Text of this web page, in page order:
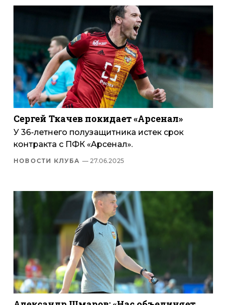
Сергей Ткачев покидает «Арсенал»
У 36-летнего полузащитника истек срок
контракта с ПФК «Арсенал».
НОВОСТИ КЛУБА — 27.06.2025